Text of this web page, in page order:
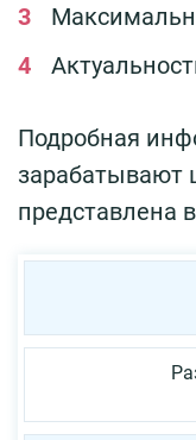
Подробная
зарабатывают
представлена